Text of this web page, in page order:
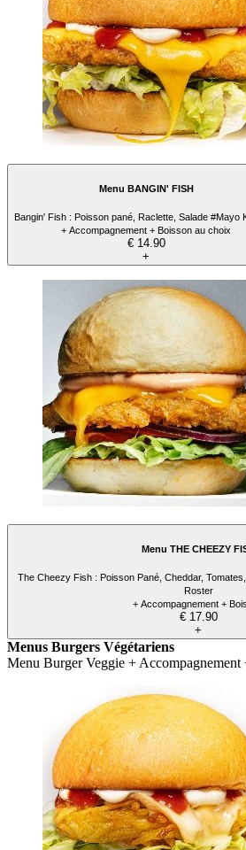
Menu BANGIN' FISH
Bangin' Fish : Poisson pané, Raclette, Salade #Mayo
+ Accompagnement + Boisson au choix
€ 14.90
+
Menu THE CHEEZY
The Cheezy Fish : Poisson Pané, Cheddar,
Roster
+ Accompagnement +
€ 17.90
+
Menus Burgers Végétariens
Menu Burger Veggie + Accompagnement